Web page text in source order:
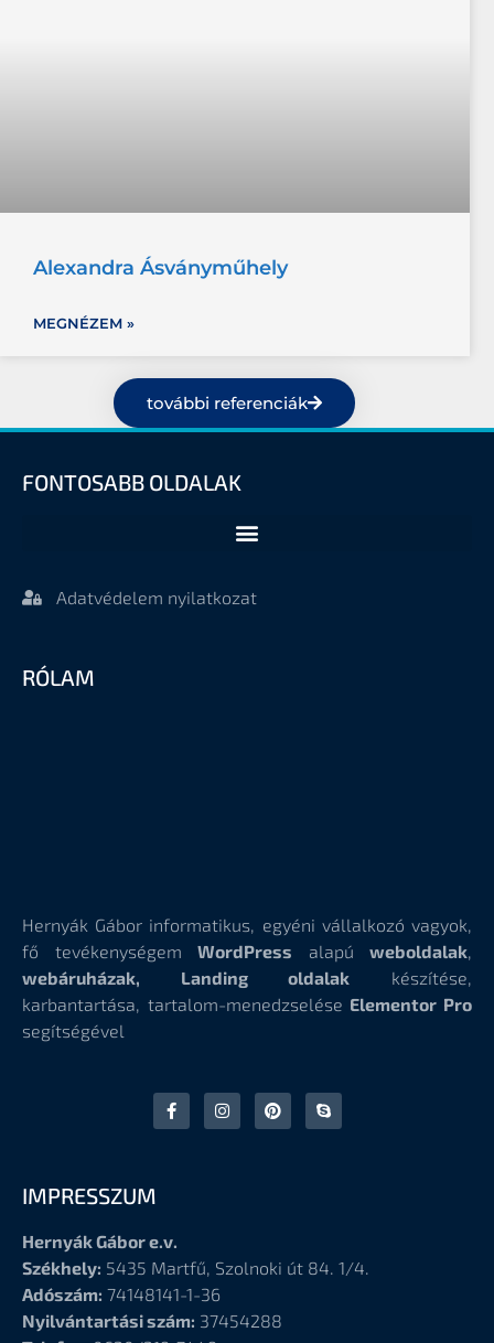
Alexandra Ásványműhely
MEGNÉZEM »
további referenciák
FONTOSABB OLDALAK
Adatvédelem nyilatkozat
RÓLAM
Hernyák Gábor informatikus, egyéni vállalkozó vagyok,
fő tevékenységem WordPress alapú weboldalak
webáruházak, Landing oldalak készítése,
karbantartása, tartalom-menedzselése Elementor Pro
segítségével
IMPRESSZUM
Hernyák Gábor e.v.
Székhely: 5435 Martfű, Szolnoki út 84. 1/4.
Adószám: 74148141-1-36
Nyilvántartási szám: 37454288